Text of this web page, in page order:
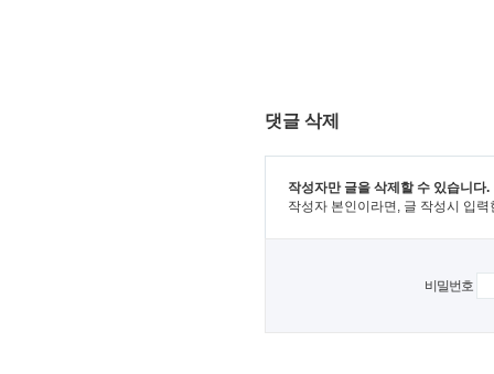
댓글 삭제
작성자만 글을 삭제할 수 있습니다.
작성자 본인이라면, 글 작성시 입
비밀번호